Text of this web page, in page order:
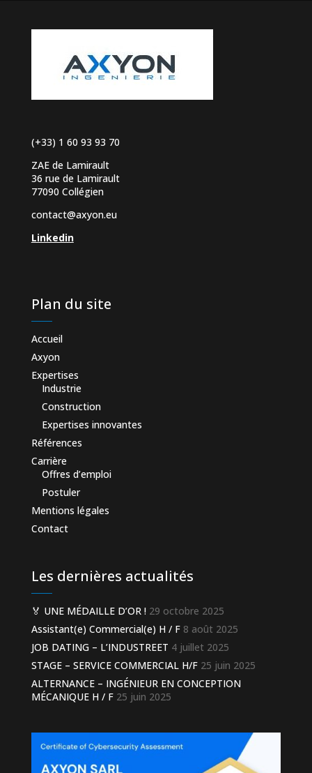
(+33) 1 60 93 93 70
ZAE de Lamirault
36 rue de Lamirault
77090 Collégien
contact@axyon.eu
Linkedin
Plan du site
Accueil
Axyon
Expertises
Industrie
Construction
Expertises innovantes
Références
Carrière
Offres d’emploi
Postuler
Mentions légales
Contact
Les dernières actualités
🏅 UNE MÉDAILLE D’OR ! 29 octobre 2025
Assistant(e) Commercial(e) H / F 8 août 2025
JOB DATING – L’INDUSTREET 4 juillet 2025
STAGE – SERVICE COMMERCIAL H/F 25 juin 2025
ALTERNANCE – INGÉNIEUR EN CONCEPTION
MÉCANIQUE H / F 25 juin 2025